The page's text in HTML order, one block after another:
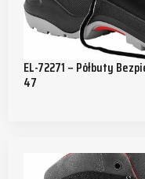
EL-72271 – Półbuty
47